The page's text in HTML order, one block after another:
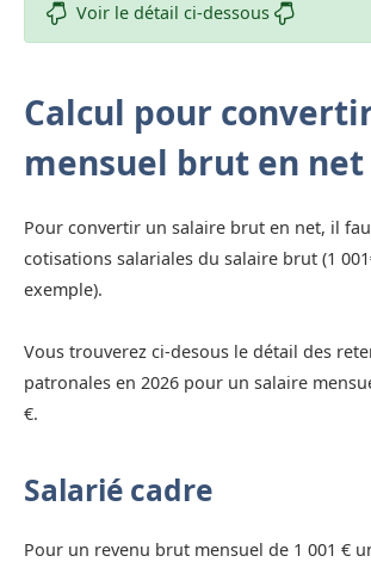
Voir le détail ci-dessous
Calcul pour
mensuel brut en net
Pour convertir un salaire brut en net, il
cotisations salariales du salaire brut (1
exemple).
Vous trouverez ci-desous le détail des
patronales en 2026 pour un salaire
€.
Salarié cadre
Pour un revenu brut mensuel de 1 001 €